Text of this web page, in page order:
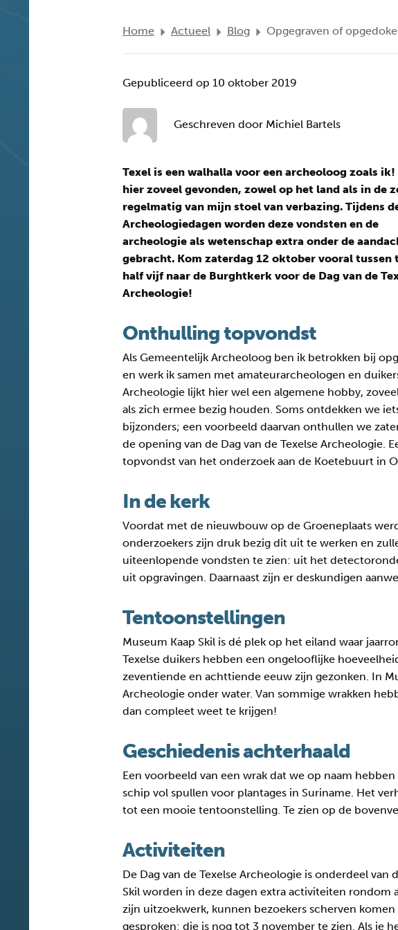
Home Actueel Blog Opgegraven of
Gepubliceerd op 10 oktober 2019
Geschreven door Michiel Bartels
Texel is een walhalla voor een archeoloog zoals
hier zoveel gevonden, zowel op het land als in de
regelmatig van mijn stoel van verbazing. Tijdens
Archeologiedagen worden deze vondsten en de
archeologie als wetenschap extra onder de
gebracht. Kom zaterdag 12 oktober vooral tussen
half vijf naar de Burghtkerk voor de Dag van de
Archeologie!
Onthulling topvondst
Als Gemeentelijk Archeoloog ben ik betrokken bij
en werk ik samen met amateurarcheologen en
Archeologie lijkt hier wel een algemene hobby,
als zich ermee bezig houden. Soms ontdekken we
bijzonders; een voorbeeld daarvan onthullen we
de opening van de Dag van de Texelse Archeologie.
topvondst van het onderzoek aan de Koetebuurt in
In de kerk
Voordat met de nieuwbouw op de Groeneplaats
onderzoekers zijn druk bezig dit uit te werken en
uiteenlopende vondsten te zien: uit het
uit opgravingen. Daarnaast zijn er deskundigen
Tentoonstellingen
Museum Kaap Skil is dé plek op het eiland waar
Texelse duikers hebben een ongelooflijke
zeventiende en achttiende eeuw zijn gezonken. In
Archeologie onder water. Van sommige wrakken
dan compleet weet te krijgen!
Geschiedenis achterhaald
Een voorbeeld van een wrak dat we op naam
schip vol spullen voor plantages in Suriname. Het
tot een mooie tentoonstelling. Te zien op de
Activiteiten
De Dag van de Texelse Archeologie is onderdeel
Skil worden in deze dagen extra activiteiten rondom
zijn uitzoekwerk, kunnen bezoekers scherven
gesproken: die is nog tot 3 november te zien. Als je